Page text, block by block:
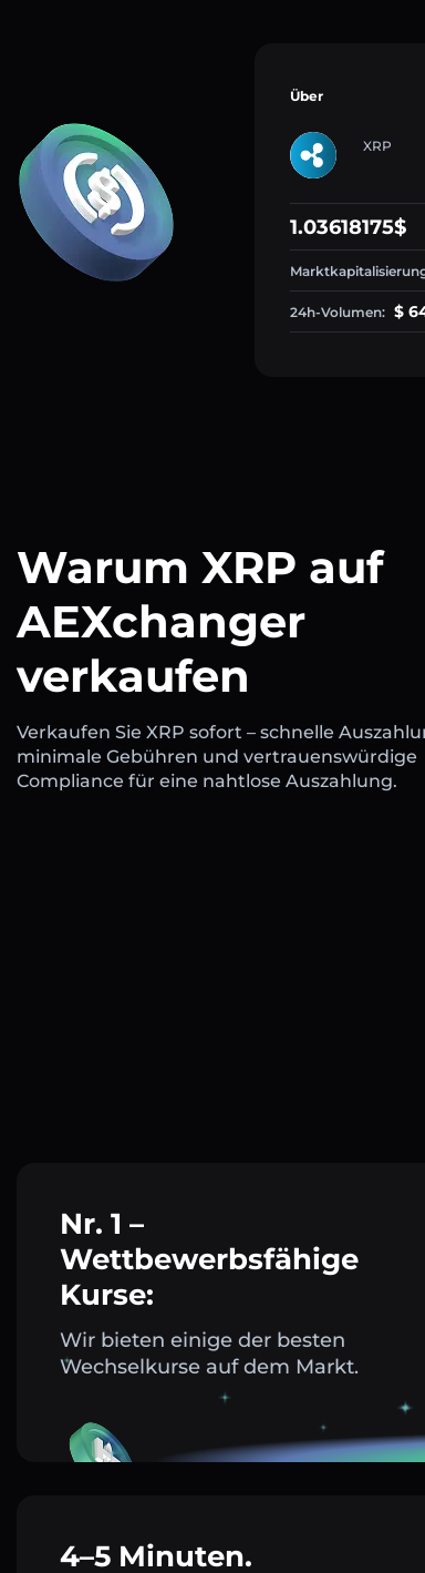
Über
XRP
1.03618175$
24h-Volumen: $
Warum XRP auf
AEXchanger
verkaufen
Verkaufen Sie XRP sofort – schnelle
minimale Gebühren und vertrauenswürdige
Compliance für eine nahtlose Auszahlung.
Nr. 1 –
Wettbewerbsfähige
Kurse:
Wir bieten einige der besten
Wechselkurse auf dem Markt.
4–5 Minuten.